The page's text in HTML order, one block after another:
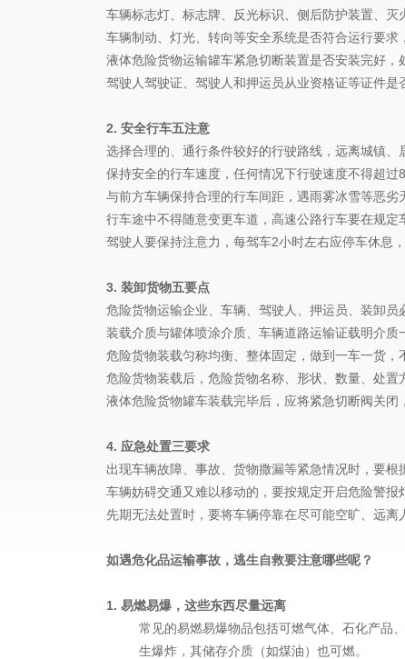
车辆标志灯、标志牌、反光标识、侧后防护装置、灭
车辆制动、灯光、转向等安全系统是否符合运行要求
液体危险货物运输罐车紧急切断装置是否安装完好，
驾驶人驾驶证、驾驶人和押运员从业资格证等证件是
2. 安全行车五注意
选择合理的、通行条件较好的行驶路线，远离城镇
保持安全的行车速度，任何情况下行驶速度不得超过
与前方车辆保持合理的行车间距，遇雨雾冰雪等恶劣
行车途中不得随意变更车道，高速公路行车要在规定
驾驶人要保持注意力，每驾车2小时左右应停车休息
3. 装卸货物五要点
危险货物运输企业、车辆、驾驶人、押运员、装卸员
装载介质与罐体喷涂介质、车辆道路运输证载明介质
危险货物装载匀称均衡、整体固定，做到一车一货，
危险货物装载后，危险货物名称、形状、数量、处置
液体危险货物罐车装载完毕后，应将紧急切断阀关闭
4. 应急处置三要求
出现车辆故障、事故、货物撒漏等紧急情况时，要
车辆妨碍交通又难以移动的，要按规定开启危险警
先期无法处置时，要将车辆停靠在尽可能空旷、远
如遇危化品运输事故，逃生自救要注意哪些呢？
1. 易燃易爆，这些东西尽量远离
常见的易燃易爆物品包括可燃气体、石化产品
生爆炸，其储存介质（如煤油）也可燃。